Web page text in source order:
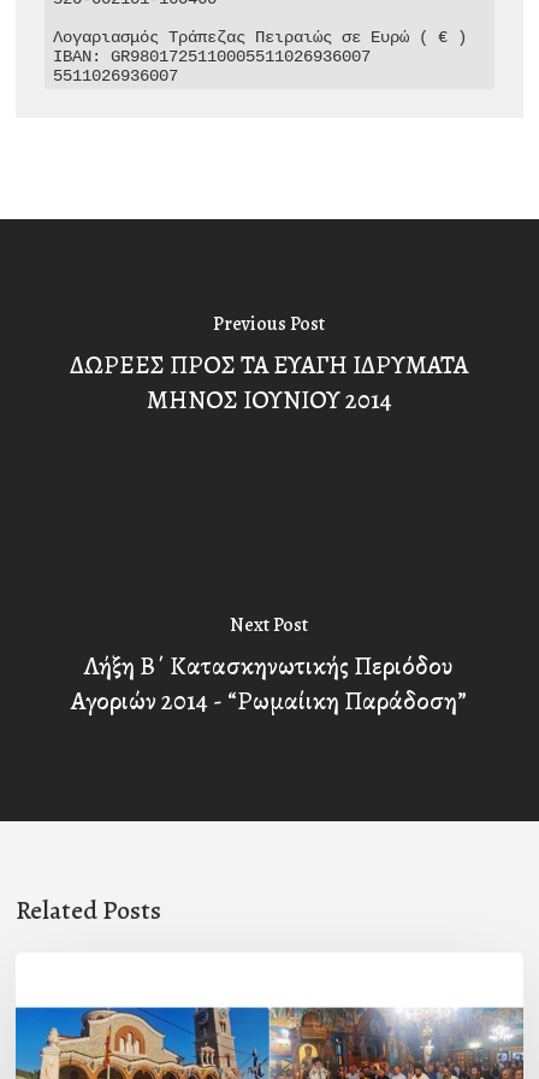
Λογαριασμός Τράπεζας Πειραιώς σε Ευρώ ( € )
IBAN: GR9801725110005511026936007
5511026936007
Previous Post
ΔΩΡΕΕΣ ΠΡΟΣ ΤΑ ΕΥΑΓΗ ΙΔΡΥΜΑΤΑ
ΜΗΝΟΣ ΙΟΥΝΙΟΥ 2014
Next Post
Λήξη Β΄ Κατασκηνωτικής Περιόδου
Αγοριών 2014 - “Ρωμαίικη Παράδοση”
Related Posts
εορτή
της